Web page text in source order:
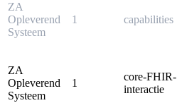
ZA
Opleverend
Systeem
1 capabilities
ZA
Opleverend
Systeem
1
core-FHIR-
interactie